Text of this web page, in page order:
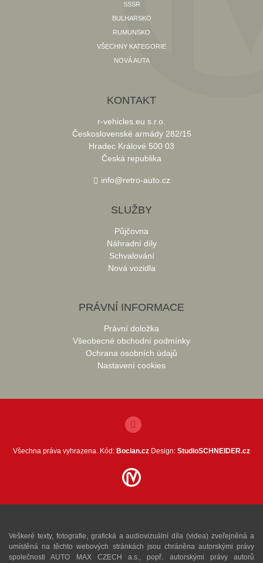
SSSR
BULHARSKO
RUMUNSKO
VŠECHNY KATEGORIE
NOVÁ AUTA
KONTAKT
r-vehicles.eu s.r.o.
Československé armády 282/15
Hradec Králové 500 03
Česká republika
info@retro-auto.cz
SLUŽBY
Půjčovna
Náhradní díly
Schvalování
Nová vozidla
PRÁVNÍ INFORMACE
Právní doložka
Všeobecné obchodní podmínky
Ochrana osobních údajů
Nastavení cookies
Všechna práva vyhrazena. Kód: Bocian.cz Design: StudioSCHNEIDER.cz
Veškeré texty, fotografie, grafická a audiovizuální díla (videa) zveřejněná a
umístěná na těchto webových stránkách jsou chráněna autorskými právy
společnosti AUTO MAX CZECH a.s., popř. autorskými právy autorů